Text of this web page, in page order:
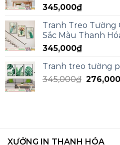
345,000₫
Tranh Treo Tường
Sắc Màu Thanh
345,000₫
Tranh treo tường
345,000₫ 276,000
XƯỞNG IN THANH HÓA